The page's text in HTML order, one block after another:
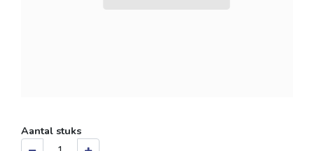
Aantal stuks